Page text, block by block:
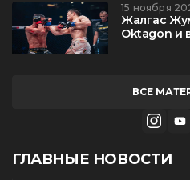
15 ноября
Жалгас
Oktagon и
ВСЕ
ГЛАВНЫЕ НОВОСТИ